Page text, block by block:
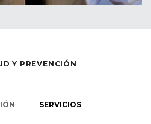
Y PREVENCIÓN
SERVICIOS